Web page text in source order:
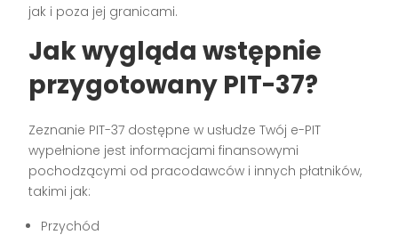
jak i poza jej granicami.
Jak wygląda wstępnie
przygotowany PIT-37?
Zeznanie PIT-37 dostępne w usłudze Twój e-PIT
wypełnione jest informacjami finansowymi
pochodzącymi od pracodawców i innych płatników,
takimi jak:
Przychód